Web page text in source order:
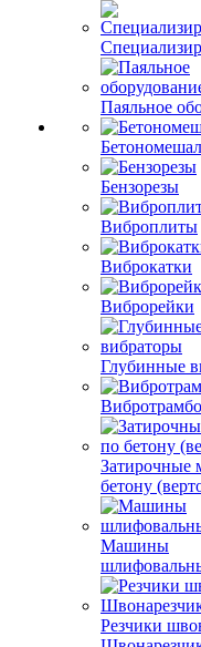
Паяльное
Бензорезы
Виброплиты
Виброкатки
Виброрейки
Глубинные
бетону
Машины
Резчики